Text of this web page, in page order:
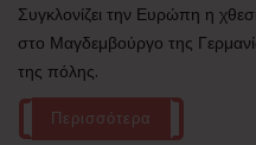
Συγκλονίζει την Ευρώπη η
στο Μαγδεμβούργο της
της πόλης.
Περισσότερα